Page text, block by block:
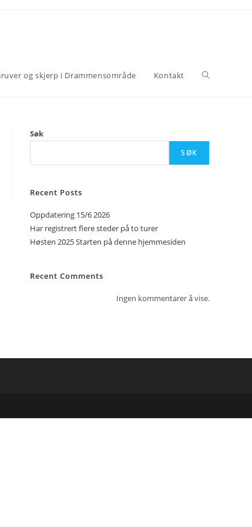
og skjerp i Drammensområde Kontakt
Søk
SØK
Recent Posts
Oppdatering 15/6 2026
Har registrert flere steder på to turer
Høsten 2025 Starten på denne hjemmesiden
Recent Comments
Ingen kommentarer å vise.